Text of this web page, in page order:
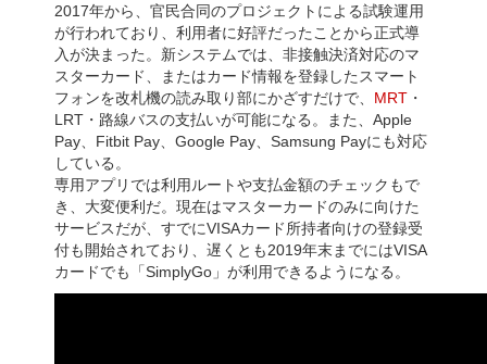
2017年から、官民合同のプロジェクトによる試験運用
が行われており、利用者に好評だったことから正式導
入が決まった。新システムでは、非接触決済対応のマ
スターカード、またはカード情報を登録したスマート
フォンを改札機の読み取り部にかざすだけで、 MRT ・
LRT・路線バスの支払いが可能になる。また、Apple
Pay、Fitbit Pay、Google Pay、Samsung Payにも対応
している。
専用アプリでは利用ルートや支払金額のチェックもで
き、大変便利だ。現在はマスターカードのみに向けた
サービスだが、すでにVISAカード所持者向けの登録受
付も開始されており、遅くとも2019年末までにはVISA
カードでも「SimplyGo」が利用できるようになる。